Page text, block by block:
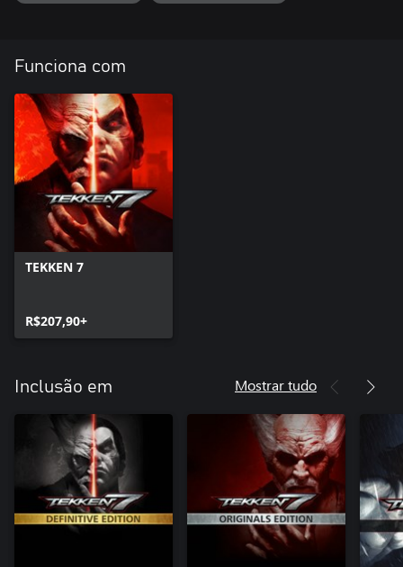
Funciona com
TEKKEN 7
R$207,90+
Inclusão em Mostrar tudo